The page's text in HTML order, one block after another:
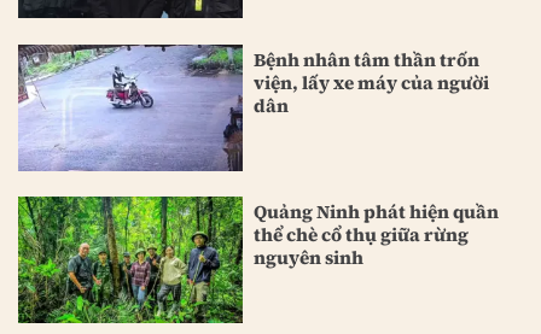
Bệnh nhân tâm thần trốn
viện, lấy xe máy của người
dân
Quảng Ninh phát hiện quần
thể chè cổ thụ giữa rừng
nguyên sinh